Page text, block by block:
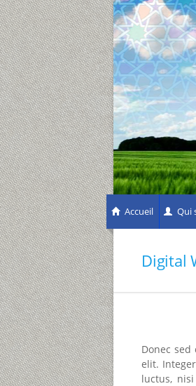
Accueil Qui
Digital
Donec
elit.
luctus,